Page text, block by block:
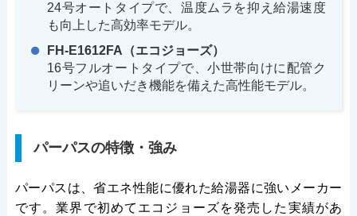
24号オートタイプで、温度ムラを抑え給湯速度
も向上した高効率モデル。
FH-E1612FA（エコジョーズ）
16号フルオートタイプで、小世帯向けに配管ク
リーンや追いだき機能を備えた高性能モデル。
パーパスの特徴・強み
パーパスは、省エネ性能に優れた給湯器に強いメーカー
です。業界で初めてエコジョーズを発売した実績があ